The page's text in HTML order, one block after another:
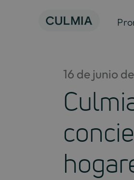
16 de junio